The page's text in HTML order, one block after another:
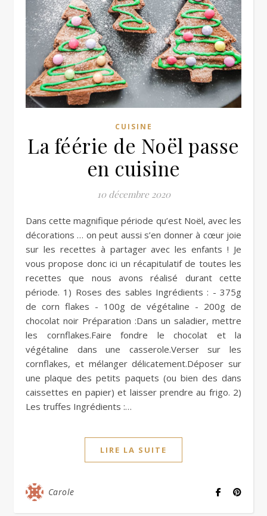
CUISINE
La féérie de Noël passe
en cuisine
10 décembre 2020
Dans cette magnifique période qu’est Noël, avec les
décorations … on peut aussi s’en donner à cœur joie
sur les recettes à partager avec les enfants ! Je
vous propose donc ici un récapitulatif de toutes les
recettes que nous avons réalisé durant cette
période. 1) Roses des sables Ingrédients : - 375g
de corn flakes - 100g de végétaline - 200g de
chocolat noir Préparation :Dans un saladier, mettre
les cornflakes.Faire fondre le chocolat et la
végétaline dans une casserole.Verser sur les
cornflakes, et mélanger délicatement.Déposer sur
une plaque des petits paquets (ou bien des dans
caissettes en papier) et laisser prendre au frigo. 2)
Les truffes Ingrédients :…
LIRE LA SUITE
Carole